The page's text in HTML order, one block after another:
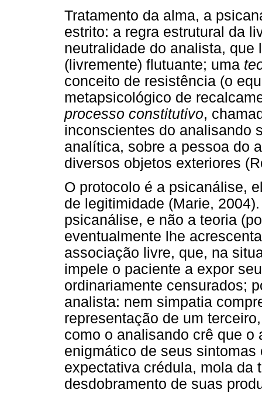
Tratamento da alma, a
estrito: a regra estrutural da
neutralidade do analista,
(livremente) flutuante; uma
conceito de resistência (o
metapsicológico de
processo constitutivo,
inconscientes do analisando
analítica, sobre a pessoa do
diversos objetos exteriores
O protocolo é a psicanálise,
de legitimidade (Marie,
psicanálise, e não a teoria
eventualmente lhe
associação livre, que, na
impele o paciente a expor
ordinariamente censurados;
analista: nem simpatia
representação de um
como o analisando crê que o
enigmático de seus
expectativa crédula, mola da
desdobramento de suas